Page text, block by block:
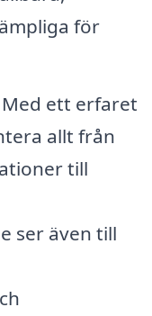
för
Med ett erfaret
allt från
till
ser även till